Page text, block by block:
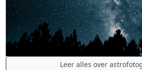
Leer alles over